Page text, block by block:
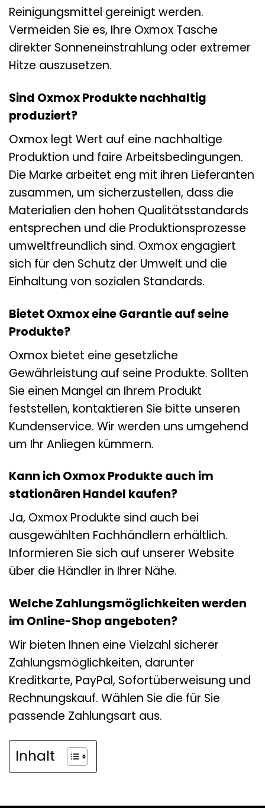
Reinigungsmittel gereinigt werden.
Vermeiden Sie es, Ihre Oxmox Tasche
direkter Sonneneinstrahlung oder extremer
Hitze auszusetzen.
Sind Oxmox Produkte nachhaltig
produziert?
Oxmox legt Wert auf eine nachhaltige
Produktion und faire Arbeitsbedingungen.
Die Marke arbeitet eng mit ihren Lieferanten
zusammen, um sicherzustellen, dass die
Materialien den hohen Qualitätsstandards
entsprechen und die Produktionsprozesse
umweltfreundlich sind. Oxmox engagiert
sich für den Schutz der Umwelt und die
Einhaltung von sozialen Standards.
Bietet Oxmox eine Garantie auf seine
Produkte?
Oxmox bietet eine gesetzliche
Gewährleistung auf seine Produkte. Sollten
Sie einen Mangel an Ihrem Produkt
feststellen, kontaktieren Sie bitte unseren
Kundenservice. Wir werden uns umgehend
um Ihr Anliegen kümmern.
Kann ich Oxmox Produkte auch im
stationären Handel kaufen?
Ja, Oxmox Produkte sind auch bei
ausgewählten Fachhändlern erhältlich.
Informieren Sie sich auf unserer Website
über die Händler in Ihrer Nähe.
Welche Zahlungsmöglichkeiten werden
im Online-Shop angeboten?
Wir bieten Ihnen eine Vielzahl sicherer
Zahlungsmöglichkeiten, darunter
Kreditkarte, PayPal, Sofortüberweisung und
Rechnungskauf. Wählen Sie die für Sie
passende Zahlungsart aus.
Inhalt